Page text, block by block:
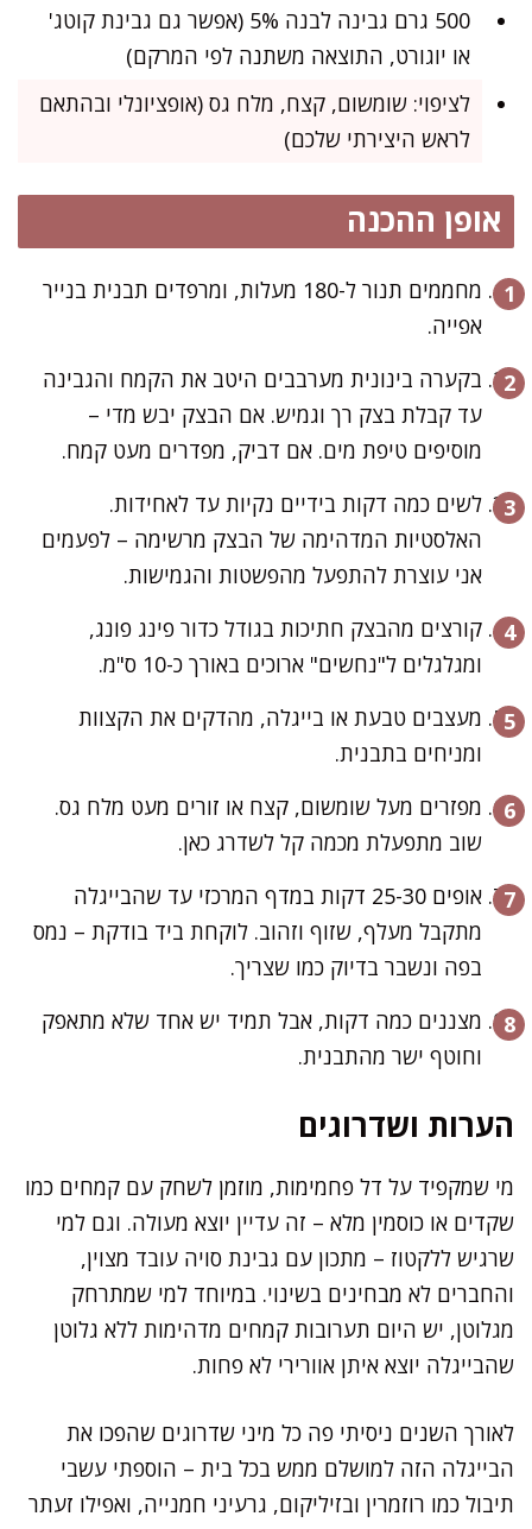
500 גרם גבינה לבנה 5% (אפשר גם גבינת קוטג'
או יוגורט, התוצאה משתנה לפי המרקם)
לציפוי: שומשום, קצח, מלח גס (אופציונלי ובהתאם
לראש היצירתי שלכם)
אופן ההכנה
מחממים תנור ל-180 מעלות, ומרפדים תבנית בנייר
אפייה.
בקערה בינונית מערבבים היטב את הקמח והגבינה
עד קבלת בצק רך וגמיש. אם הבצק יבש מדי –
מוסיפים טיפת מים. אם דביק, מפדרים מעט קמח.
לשים כמה דקות בידיים נקיות עד לאחידות.
האלסטיות המדהימה של הבצק מרשימה – לפעמים
אני עוצרת להתפעל מהפשטות והגמישות.
קורצים מהבצק חתיכות בגודל כדור פינג פונג,
ומגלגלים ל"נחשים" ארוכים באורך כ-10 ס"מ.
מעצבים טבעת או בייגלה, מהדקים את הקצוות
ומניחים בתבנית.
מפזרים מעל שומשום, קצח או זורים מעט מלח גס.
שוב מתפעלת מכמה קל לשדרג כאן.
אופים 25-30 דקות במדף המרכזי עד שהבייגלה
מתקבל מעלף, שזוף וזהוב. לוקחת ביד בודקת – נמס
בפה ונשבר בדיוק כמו שצריך.
מצננים כמה דקות, אבל תמיד יש אחד שלא מתאפק
וחוטף ישר מהתבנית.
הערות ושדרוגים
מי שמקפיד על דל פחמימות, מוזמן לשחק עם קמחים כמו
שקדים או כוסמין מלא – זה עדיין יוצא מעולה. וגם למי
שרגיש ללקטוז – מתכון עם גבינת סויה עובד מצוין,
והחברים לא מבחינים בשינוי. במיוחד למי שמתרחק
מגלוטן, יש היום תערובות קמחים מדהימות ללא גלוטן
שהבייגלה יוצא איתן אוורירי לא פחות.
לאורך השנים ניסיתי פה כל מיני שדרוגים שהפכו את
הבייגלה הזה למושלם ממש בכל בית – הוספתי עשבי
תיבול כמו רוזמרין ובזיליקום, גרעיני חמנייה, ואפילו זעתר